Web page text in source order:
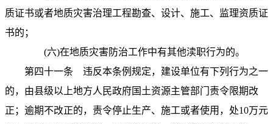
质证书或者地质灾害治理工程勘查、设计、施工、监理资质证
书的；
(六)在地质灾害防治工作中有其他渎职行为的。
第四十一条 违反本条例规定，建设单位有下列行为之一
的，由县级以上地方人民政府国土资源主管部门责令限期改
正；逾期不改正的，责令停止生产、施工或者使用，处10万元